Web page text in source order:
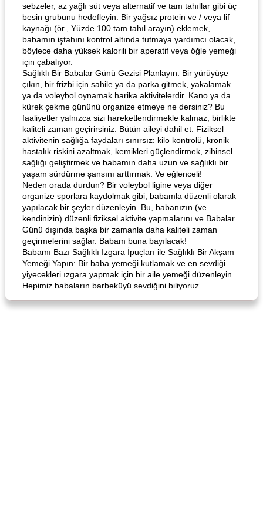
sebzeler, az yağlı süt veya alternatif ve tam tahıllar gibi üç
besin grubunu hedefleyin. Bir yağsız protein ve / veya lif
kaynağı (ör., Yüzde 100 tam tahıl arayın) eklemek,
babamın iştahını kontrol altında tutmaya yardımcı olacak,
böylece daha yüksek kalorili bir aperatif veya öğle yemeği
için çabalıyor.
Sağlıklı Bir Babalar Günü Gezisi Planlayın: Bir yürüyüşe
çıkın, bir frizbi için sahile ya da parka gitmek, yakalamak
ya da voleybol oynamak harika aktivitelerdir. Kano ya da
kürek çekme gününü organize etmeye ne dersiniz? Bu
faaliyetler yalnızca sizi hareketlendirmekle kalmaz, birlikte
kaliteli zaman geçirirsiniz. Bütün aileyi dahil et. Fiziksel
aktivitenin sağlığa faydaları sınırsız: kilo kontrolü, kronik
hastalık riskini azaltmak, kemikleri güçlendirmek, zihinsel
sağlığı geliştirmek ve babamın daha uzun ve sağlıklı bir
yaşam sürdürme şansını arttırmak. Ve eğlenceli!
Neden orada durdun? Bir voleybol ligine veya diğer
organize sporlara kaydolmak gibi, babamla düzenli olarak
yapılacak bir şeyler düzenleyin. Bu, babanızın (ve
kendinizin) düzenli fiziksel aktivite yapmalarını ve Babalar
Günü dışında başka bir zamanla daha kaliteli zaman
geçirmelerini sağlar. Babam buna bayılacak!
Babamı Bazı Sağlıklı Izgara İpuçları ile Sağlıklı Bir Akşam
Yemeği Yapın: Bir baba yemeği kutlamak ve en sevdiği
yiyecekleri ızgara yapmak için bir aile yemeği düzenleyin.
Hepimiz babaların barbeküyü sevdiğini biliyoruz.